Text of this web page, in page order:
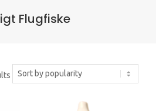
Flugfiske